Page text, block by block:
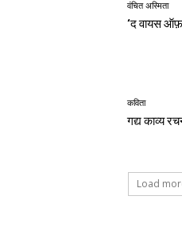
वंचित अस्मिता
‘द वायस ऑफ़
कविता
गद्य काव्य
Load